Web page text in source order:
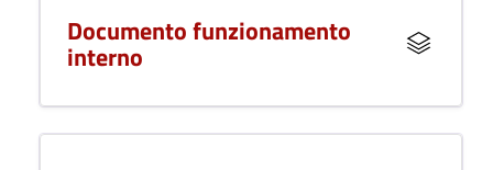
Documento funzionamento
interno